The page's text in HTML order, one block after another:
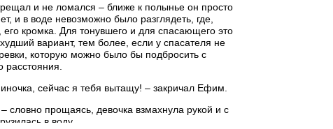
и не ломался – ближе к полынье он просто
и в воде невозможно было разглядеть, где,
его кромка. Для тонувшего и для спасающего это
вариант, тем более, если у спасателя не
которую можно было бы подбросить с
расстояния.
сейчас я тебя вытащу! – закричал Ефим.
словно прощаясь, девочка взмахнула рукой и с
в воду.